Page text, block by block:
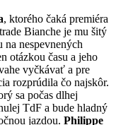
, ktorého čaká premiéra
Bianche je mu šitý
nespevnených
otázkou času a jeho
vyčkávať a pre
rozprúdila čo najskôr.
sa počas dlhej
TdF a bude hladný
jazdou. Philippe